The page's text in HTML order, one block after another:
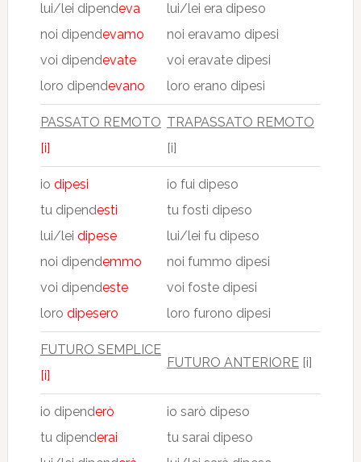
lui/lei dipendeva
noi dipendevamo
voi dipendevate
loro dipendevano
lui/lei era dipeso
noi eravamo dipesi
voi eravate dipesi
loro erano dipesi
PASSATO REMOTO
[i]
TRAPASSATO REMOTO
[i]
io dipesi
tu dipendesti
lui/lei dipese
noi dipendemmo
voi dipendeste
loro dipesero
io fui dipeso
tu fosti dipeso
lui/lei fu dipeso
noi fummo dipesi
voi foste dipesi
loro furono dipesi
FUTURO SEMPLICE
[i]
FUTURO ANTERIORE[i]
io dipenderò
tu dipenderai
io sarò dipeso
tu sarai dipeso